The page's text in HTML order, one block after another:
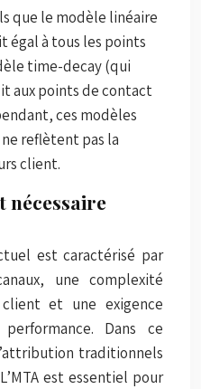
que le modèle linéaire
égal à tous les points
time-decay (qui
aux points de contact
ces modèles
reflètent pas la
client.
nécessaire
est caractérisé par
une complexité
et une exigence
Dans ce
traditionnels
est essentiel pour